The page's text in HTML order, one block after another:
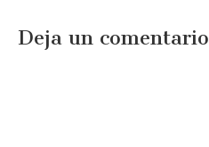
Deja un comentario